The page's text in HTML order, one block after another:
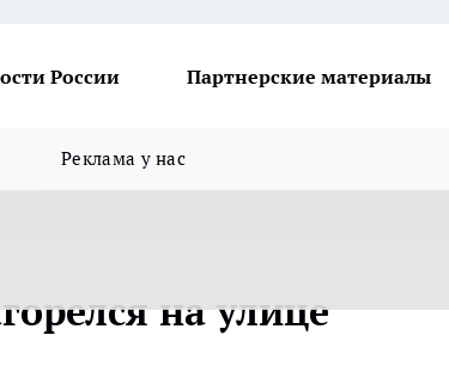
России Партнерские материалы
Реклама у нас
на улице